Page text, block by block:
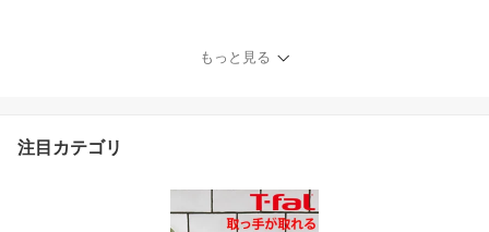
典返し 内祝い 結婚祝い
グルメ 1万円コース 出産
もっと見る
注目カテゴリ